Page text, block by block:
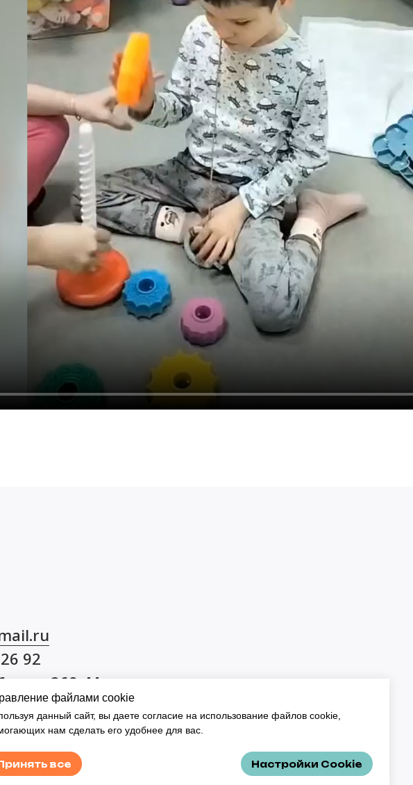
92
дом 268, Москва
“БлаговДар”
файлами cookie
данный сайт, вы даете согласие на использование файлов cookie,
нам сделать его удобнее для вас.
все Настройки Cookie